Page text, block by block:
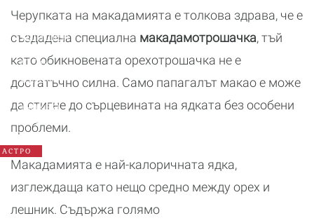
Черупката на макадамията е толкова здрава, че е
създадена специална макадамотрошачка, тъй
като обикновената орехотрошачка не е
достатъчно силна. Само папагалът макао е може
да стигне до сърцевината на ядката без особени
проблеми.
Годишен
2026:
Какво
да
очаква
всяка
зодия
АСТРО
Макадамията е най-калоричната ядка,
изглеждаща като нещо средно между орех и
лешник. Съдържа голямо